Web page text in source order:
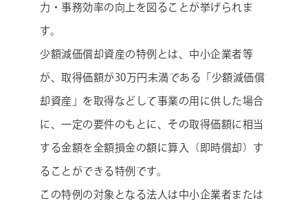
力・事務効率の向上を図ることが挙げられま
す。
少額減価償却資産の特例とは、中小企業者等
が、取得価額が30万円未満である「少額減価償
却資産」を取得などして事業の用に供した場合
に、一定の要件のもとに、その取得価額に相当
する金額を全額損金の額に算入（即時償却）す
ることができる特例です。
この特例の対象となる法人は中小企業者または